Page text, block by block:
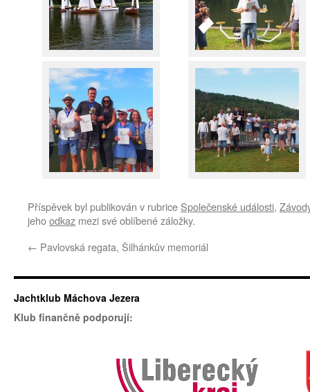
Příspěvek byl publikován v rubrice Společenské události,
jehoodkaz mezi své oblíbené záložky.
← Pavlovská regata, Šilhánkův memoriál
Jachtklub Máchova Jezera
Klub finančně podporují: